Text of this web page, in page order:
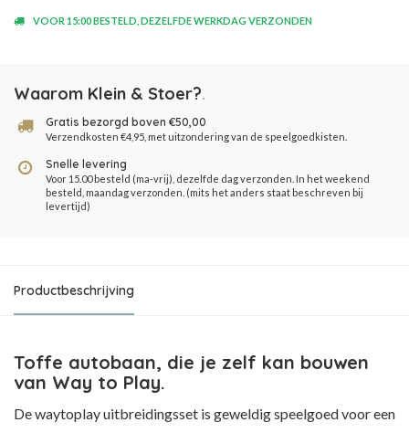
VOOR 15:00 BESTELD, DEZELFDE WERKDAG VERZONDEN
Waarom Klein & Stoer?.
Gratis bezorgd boven €50,00
Verzendkosten €4,95, met uitzondering van de speelgoedkisten.
Snelle levering
Voor 15.00 besteld (ma-vrij), dezelfde dag verzonden. In het weekend
besteld, maandag verzonden. (mits het anders staat beschreven bij
levertijd)
Productbeschrijving
Toffe autobaan, die je zelf kan bouwen
van Way to Play.
De waytoplay uitbreidingsset is geweldig speelgoed voor een